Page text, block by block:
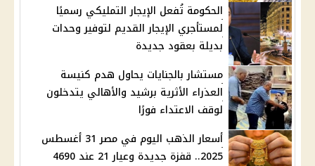
الحكومة تُفعل الإيجار التمليكي رسميًا
لمستأجري الإيجار القديم لتوفير وحدات
بديلة بعقود جديدة
مستشار بالجنايات يحاول هدم كنيسة
العذراء الأثرية برشيد والأهالي يتدخلون
لوقف الاعتداء فورًا
أسعار الذهب اليوم في مصر 31 أغسطس
2025.. قفزة جديدة وعيار 21 عند 4690